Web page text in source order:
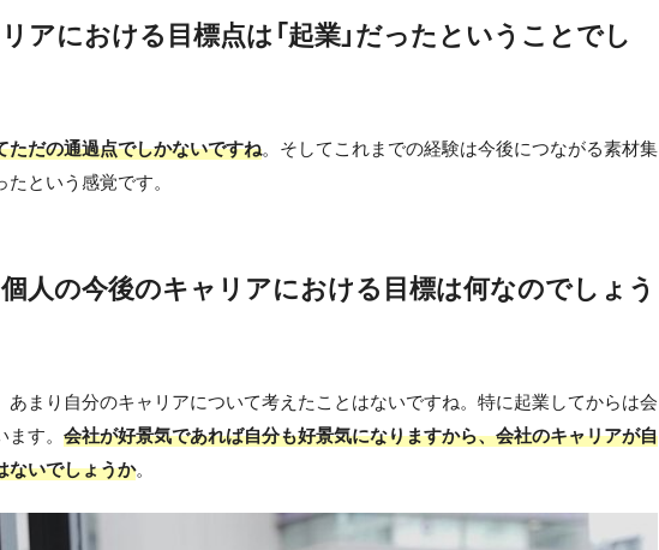
アにおける目標点は「起業」だったということでし
ただの通過点でしかないですね。そしてこれまでの経験は今後につながる素材集
という感覚です。
人の今後のキャリアにおける目標は何なのでしょう
あまり自分のキャリアについて考えたことはないですね。特に起業してからは会
す。 会社が好景気であれば自分も好景気になりますから、会社のキャリアが自
ないでしょうか。